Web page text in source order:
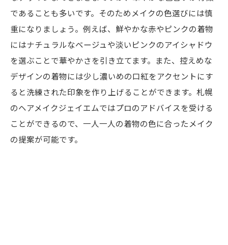
であることも多いです。そのためメイクの色選びには慎
重になりましょう。例えば、鮮やかな赤やピンクの着物
にはナチュラルなベージュや淡いピンクのアイシャドウ
を選ぶことで華やかさを引き立てます。また、控えめな
デザインの着物には少し濃いめの口紅をアクセントにす
ると洗練された印象を作り上げることができます。札幌
のヘアメイクジェイエムではプロのアドバイスを受ける
ことができるので、一人一人の着物の色に合ったメイク
の提案が可能です。